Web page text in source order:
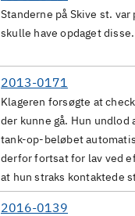
Standerne på Skive st.
skulle have opdaget disse.
2013-0171
Klageren forsøgte at
der kunne gå. Hun
tank-op-beløbet
derfor fortsat for lav ved
at hun straks kontaktede
2016-0139